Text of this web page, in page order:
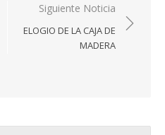
Siguiente Noticia
ELOGIO DE LA CAJA DE
MADERA